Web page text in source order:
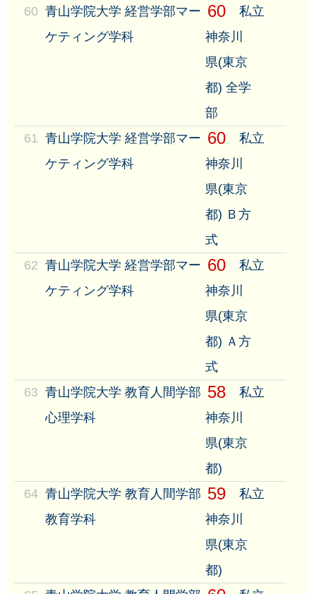
60 青山学院大学 経営学部マー
ケティング学科
60
私立
神奈川
県(東京
都) 全学
部
61
青山学院大学 経営学部マー
ケティング学科
60
私立
神奈川
県(東京
都) Ｂ方
式
62 青山学院大学 経営学部マー
ケティング学科
60
私立
神奈川
県(東京
都) Ａ方
式
63 青山学院大学 教育人間学部
心理学科
58
私立
神奈川
県(東京
都)
64 青山学院大学 教育人間学部
教育学科
59
私立
神奈川
県(東京
都)